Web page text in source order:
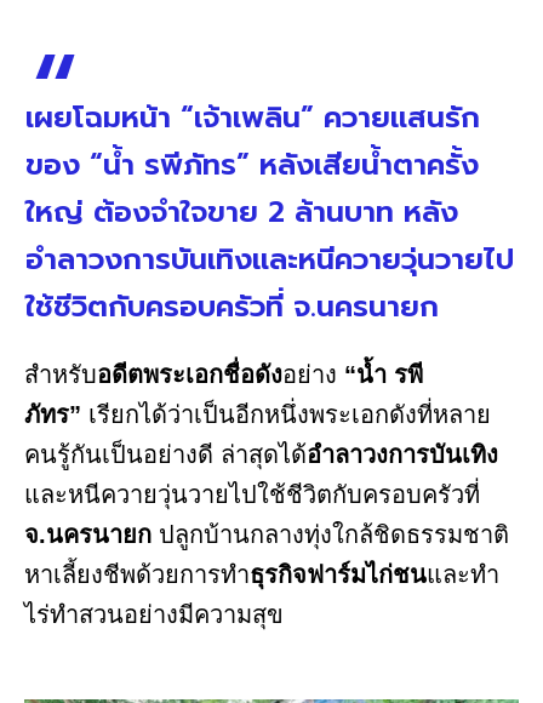
เผยโฉมหน้า “เจ้าเพลิน” ควายแสนรัก
ของ “น้ำ รพีภัทร” หลังเสียน้ำตาครั้ง
ใหญ่ ต้องจำใจขาย 2 ล้านบาท หลัง
อำลาวงการบันเทิงและหนีควายวุ่นวายไป
ใช้ชีวิตกับครอบครัวที่ จ.นครนายก
สำหรับอดีตพระเอกชื่อดังอย่าง “น้ำ รพี
ภัทร” เรียกได้ว่าเป็นอีกหนึ่งพระเอกดังที่หลาย
คนรู้กันเป็นอย่างดี ล่าสุดได้อำลาวงการบันเทิง
และหนีควายวุ่นวายไปใช้ชีวิตกับครอบครัวที่
จ.นครนายก ปลูกบ้านกลางทุ่งใกล้ชิดธรรมชาติ
หาเลี้ยงชีพด้วยการทำธุรกิจฟาร์มไก่ชนและทำ
ไร่ทำสวนอย่างมีความสุข